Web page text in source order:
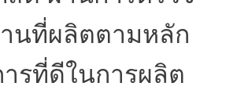
นที่ผลิตตามหลัก
รที่ดีในการผลิต